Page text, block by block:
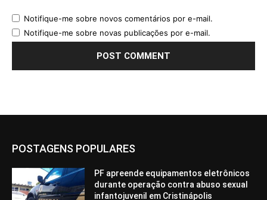
Notifique-me sobre novos comentários por e-mail.
Notifique-me sobre novas publicações por e-mail.
POSTAGENS POPULARES
PF apreende equipamentos eletrônicos
durante operação contra abuso sexual
infantojuvenil em Cristinápolis